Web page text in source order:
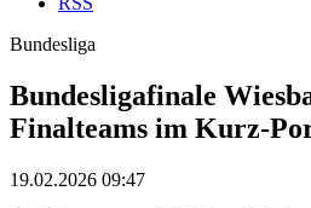
Bundesliga
Bundesligafinale
Finalteams im Kurz-
19.02.2026 09:47